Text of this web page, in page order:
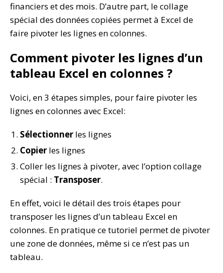
financiers et des mois. D’autre part, le collage
spécial des données copiées permet à Excel de
faire pivoter les lignes en colonnes.
Comment pivoter les lignes d’un
tableau Excel en colonnes ?
Voici, en 3 étapes simples, pour faire pivoter les
lignes en colonnes avec Excel:
Sélectionner les lignes
Copier les lignes
Coller les lignes à pivoter, avec l’option collage
spécial : Transposer.
En effet, voici le détail des trois étapes pour
transposer les lignes d’un tableau Excel en
colonnes. En pratique ce tutoriel permet de pivoter
une zone de données, même si ce n’est pas un
tableau.